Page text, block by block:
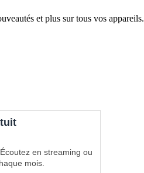
et plus sur tous vos appareils.
en streaming ou
mois.